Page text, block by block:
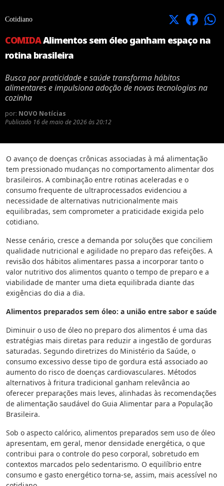
Cotidiano X Facebook
COMIDAAlimentos sem óleo ganham espaço na
rotina brasileira
Busca por praticidade e saúde transforma hábitos
alimentares e impulsiona adoção de novas tecnologias na
cozinha
por: NOVO Notícias
Publicado 16 de maio de 2026 às 20:12
O avanço de doenças crônicas associadas à má alimentação
tem pressionado mudanças no comportamento alimentar dos
brasileiros. A combinação entre rotinas aceleradas e o
consumo frequente de ultraprocessados evidenciou a
necessidade de alternativas nutricionalmente mais
equilibradas, sem comprometer a praticidade exigida pelo
cotidiano.
Nesse cenário, cresce a demanda por soluções que conciliem
qualidade nutricional e agilidade no preparo das refeições. A
revisão dos hábitos alimentares passa a incorporar tanto o
valor nutritivo dos alimentos quanto o tempo de preparo e a
viabilidade de manter uma dieta equilibrada diante das
exigências do dia a dia.
Alimentos preparados sem óleo: a união entre sabor e saúde
Diminuir o uso de óleo no preparo dos alimentos é uma das
estratégias mais diretas para reduzir a ingestão de gorduras
saturadas. Segundo diretrizes do Ministério da Saúde, o
consumo excessivo desse tipo de gordura está associado ao
aumento do risco de doenças cardiovasculares. Métodos
alternativos à fritura tradicional ganham relevância ao
oferecer preparações mais leves, alinhadas às recomendações
de alimentação saudável do Guia Alimentar para a População
Brasileira.
Sob o aspecto calórico, alimentos preparados sem uso de óleo
apresentam, em geral, menor densidade energética, o que
contribui para o controle do peso corporal, sobretudo em
contextos marcados pelo sedentarismo. O equilíbrio entre
consumo e gasto energético torna-se, assim, mais acessível no